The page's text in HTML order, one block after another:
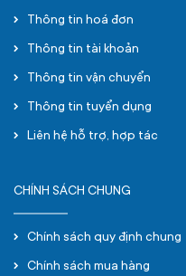
Thông tin hoá đơn
Thông tin tài khoản
Thông tin vận chuyển
Thông tin tuyển dụng
Liên hệ hỗ trợ, hợp tác
CHÍNH SÁCH CHUNG
Chính sách quy định chung
Chính sách mua hàng